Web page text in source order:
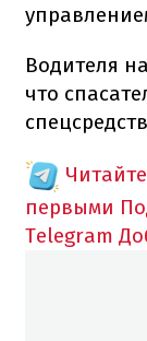
Водителя
что
первыми
Telegram